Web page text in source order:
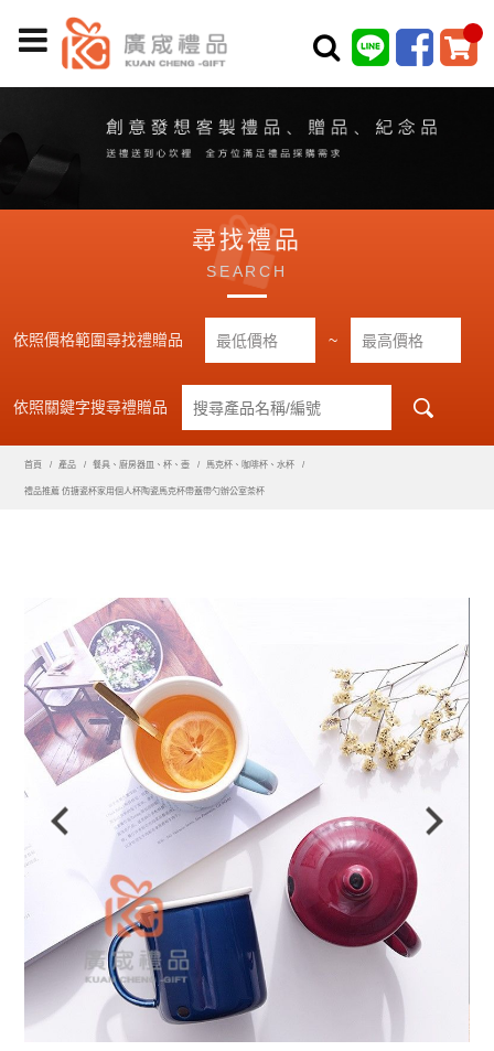
尋找禮品
SEARCH
依照價格範圍尋找禮贈品 ~
依照關鍵字搜尋禮贈品
首頁 產品 餐具、廚房器皿、杯、壺 馬克杯、咖啡杯、水杯
禮品推薦 仿搪瓷杯家用個人杯陶瓷馬克杯帶蓋帶勺辦公室茶杯